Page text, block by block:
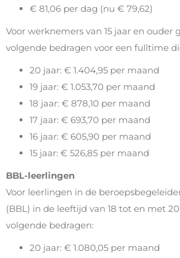
€ 81,06 per dag (nu € 79,62)
Voor werknemers van 15 jaar en ouder
volgende bedragen voor een fulltime
20 jaar: € 1.404,95 per maand
19 jaar: € 1.053,70 per maand
18 jaar: € 878,10 per maand
17 jaar: € 693,70 per maand
16 jaar: € 605,90 per maand
15 jaar: € 526,85 per maand
BBL-leerlingen
Voor leerlingen in de
(BBL) in de leeftijd van 18 tot en met
volgende bedragen:
20 jaar: € 1.080,05 per maand